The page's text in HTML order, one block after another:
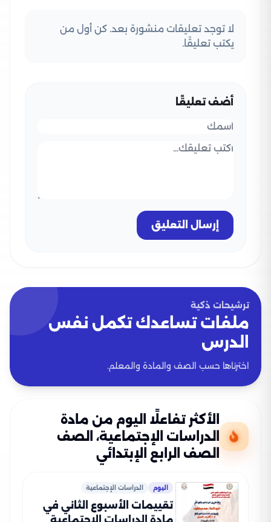
لا توجد تعليقات منشورة بعد. كن أول من
يكتب تعليقًا.
أضف تعليقًا
إرسال التعليق
ترشيحات ذكية
ملفات تساعدك تكمل نفس
الدرس
اخترناها حسب الصف والمادة والمعلم.
الأكثر تفاعلًا اليوم من مادة
الدراسات الإجتماعية، الصف
الصف الرابع الإبتدائي
اليوم الدراسات الإجتماعية
تقييمات الأسبوع الثاني في